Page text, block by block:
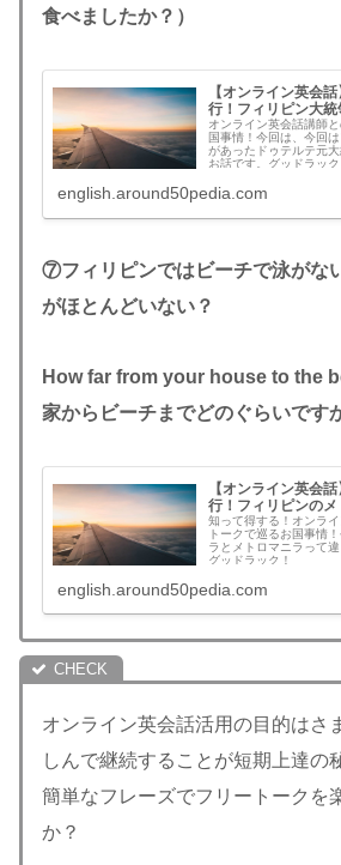
食べましたか？）
【オンライン英会
行！フィリピン大統
オンライン英会話講師
国事情！今回は、今回
があったドゥテルテ元
お話です。グッドラック
english.around50pedia.com
⑦フィリピンではビーチで泳がな
がほとんどいない？
How far from your house to the
家からビーチまでどのぐらいです
【オンライン英会
行！フィリピンの
知って得する！オンラ
トークで巡るお国事情
ラとメトロマニラって
グッドラック！
english.around50pedia.com
オンライン英会話活用の目的はさ
しんで継続することが短期上達の
簡単なフレーズでフリートークを
か？